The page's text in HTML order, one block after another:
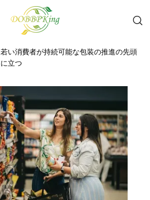
若い消費者が持続可能な包装の推進の先頭
に立つ